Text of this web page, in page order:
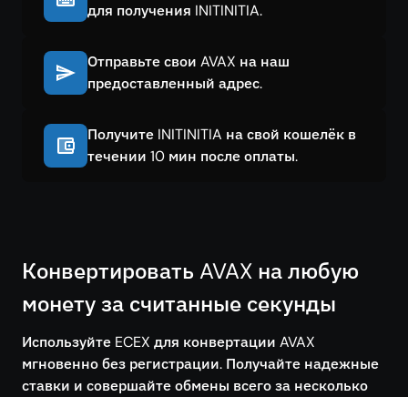
для получения INITINITIA.
Отправьте свои AVAX на наш
предоставленный адрес.
Получите INITINITIA на свой кошелёк в
течении 10 мин после оплаты.
Конвертировать AVAX на любую
монету за считанные секунды
Используйте ECEX для конвертации AVAX
мгновенно без регистрации. Получайте надежные
ставки и совершайте обмены всего за несколько